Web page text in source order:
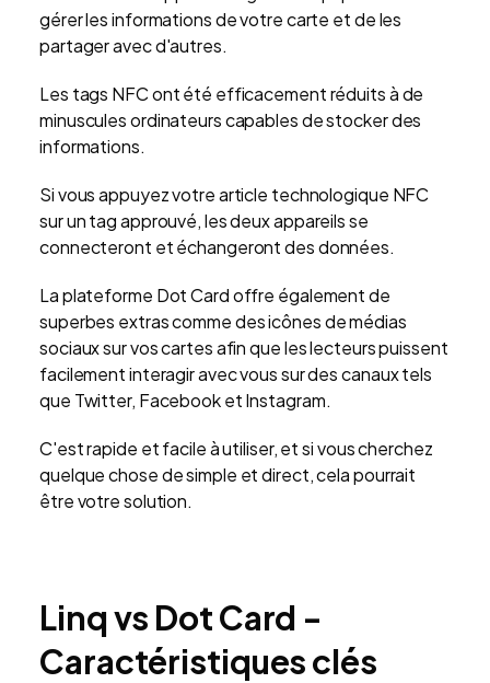
gérer les informations de votre carte et de les
partager avec d'autres.
Les tags NFC ont été efficacement réduits à de
minuscules ordinateurs capables de stocker des
informations.
Si vous appuyez votre article technologique NFC
sur un tag approuvé, les deux appareils se
connecteront et échangeront des données.
La plateforme Dot Card offre également de
superbes extras comme des icônes de médias
sociaux sur vos cartes afin que les lecteurs puissent
facilement interagir avec vous sur des canaux tels
que Twitter, Facebook et Instagram.
C'est rapide et facile à utiliser, et si vous cherchez
quelque chose de simple et direct, cela pourrait
être votre solution.
Linq vs Dot Card -
Caractéristiques clés